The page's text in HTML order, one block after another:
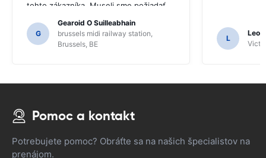
tohto zákazníka. Museli sme požiadať
usmernenie a len preto, že sme
nemuseli zistiť funkcie SAT NAV.
G
Gearoid O Suilleabhain
brussels midi railway station,
Brussels, BE
L
Pomoc a kontakt
Potrebujete pomoc? Obráťte sa na našich špecialistov na
prenájom.